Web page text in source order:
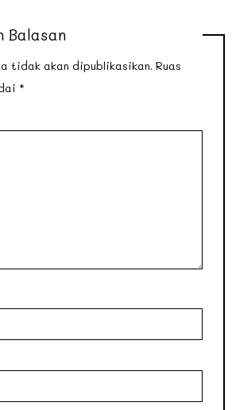
Balasan
tidak akan dipublikasikan. Ruas
*